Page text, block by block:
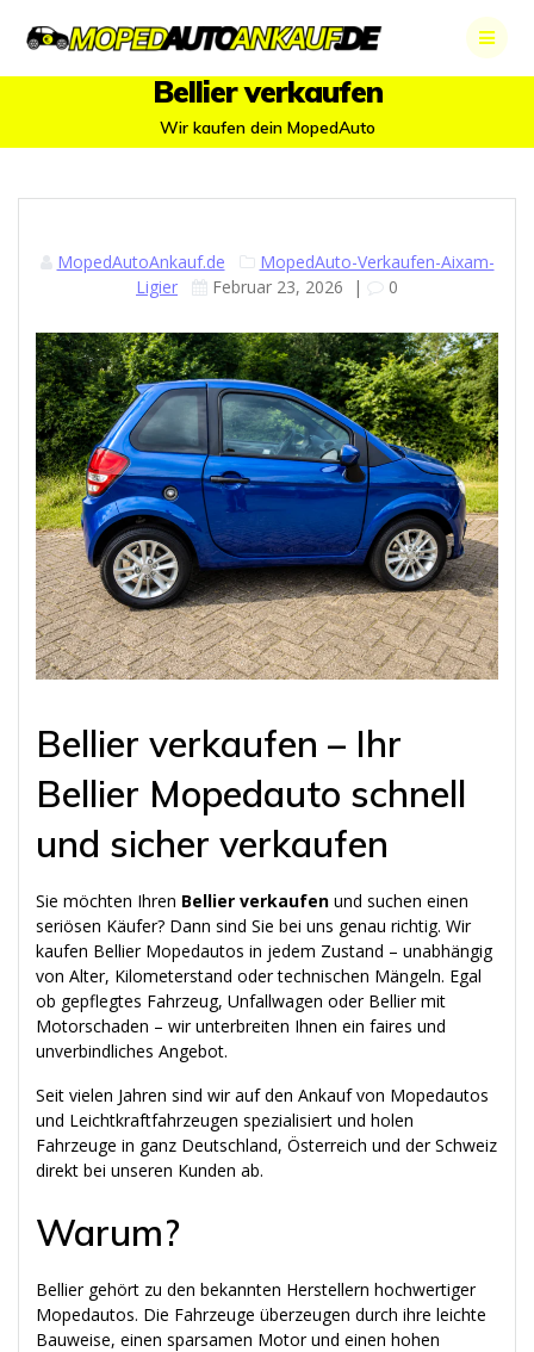
to
Bellier verkaufen
Wir kaufen dein MopedAuto
MopedAutoAnkauf.de
MopedAuto-Verkaufen-Aixam-
Ligier
Februar 23, 2026 | 0
Bellier verkaufen – Ihr
Bellier Mopedauto schnell
und sicher verkaufen
Sie möchten Ihren Bellier verkaufen und suchen einen
seriösen Käufer? Dann sind Sie bei uns genau richtig. Wir
kaufen Bellier Mopedautos in jedem Zustand – unabhängig
von Alter, Kilometerstand oder technischen Mängeln. Egal
ob gepflegtes Fahrzeug, Unfallwagen oder Bellier mit
Motorschaden – wir unterbreiten Ihnen ein faires und
unverbindliches Angebot.
Seit vielen Jahren sind wir auf den Ankauf von Mopedautos
und Leichtkraftfahrzeugen spezialisiert und holen
Fahrzeuge in ganz Deutschland, Österreich und der Schweiz
direkt bei unseren Kunden ab.
Warum?
Bellier gehört zu den bekannten Herstellern hochwertiger
Mopedautos. Die Fahrzeuge überzeugen durch ihre leichte
Bauweise, einen sparsamen Motor und einen hohen